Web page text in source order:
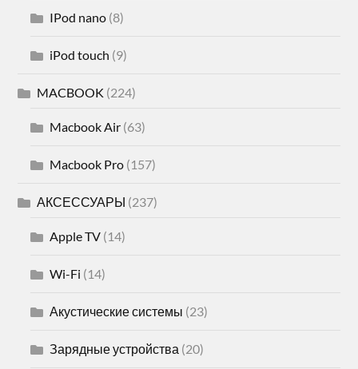
IPod nano (8)
iPod touch (9)
MACBOOK (224)
Macbook Air (63)
Macbook Pro (157)
АКСЕССУАРЫ (237)
Apple TV (14)
Wi-Fi (14)
Акустические системы (23)
Зарядные устройства (20)